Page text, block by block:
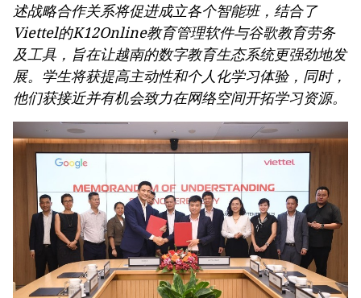
述战略合作关系将促进成立各个智能班，结合了
Viettel的K12Online教育管理软件与谷歌教育劳务
及工具，旨在让越南的数字教育生态系统更强劲地发
展。学生将获提高主动性和个人化学习体验，同时，
他们获接近并有机会致力在网络空间开拓学习资源。